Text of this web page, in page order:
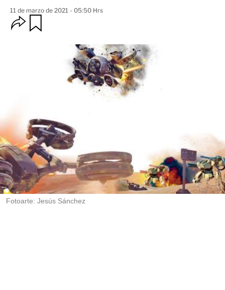
11 de marzo de 2021 - 05:50 Hrs
O
p
o
m
p
a
r
t
i
r
Fotoarte: Jesús Sánchez